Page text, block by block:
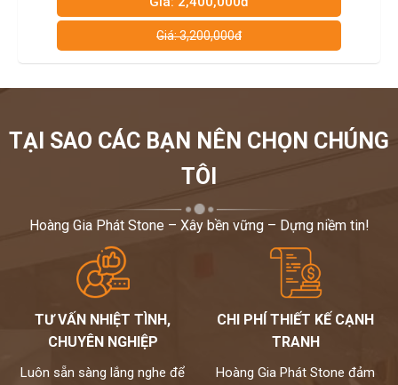
TẠI SAO CÁC BẠN NÊN CHỌN CHÚNG
TÔI
Hoàng Gia Phát Stone – Xây bền vững – Dựng niềm tin!
TƯ VẤN NHIỆT TÌNH,
CHUYÊN NGHIỆP
Luôn sẵn sàng lắng nghe để
CHI PHÍ THIẾT KẾ CẠNH
TRANH
Hoàng Gia Phát Stone đảm